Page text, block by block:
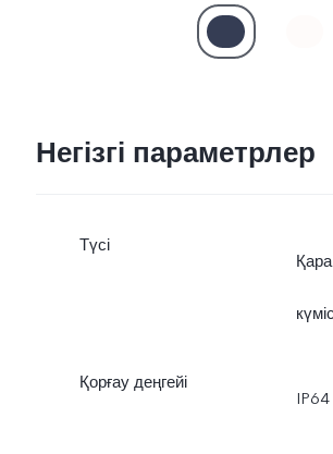
Негізгі параметрлер
Түсі
күміс
Қорғау деңгейі
IP64